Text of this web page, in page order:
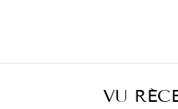
VU